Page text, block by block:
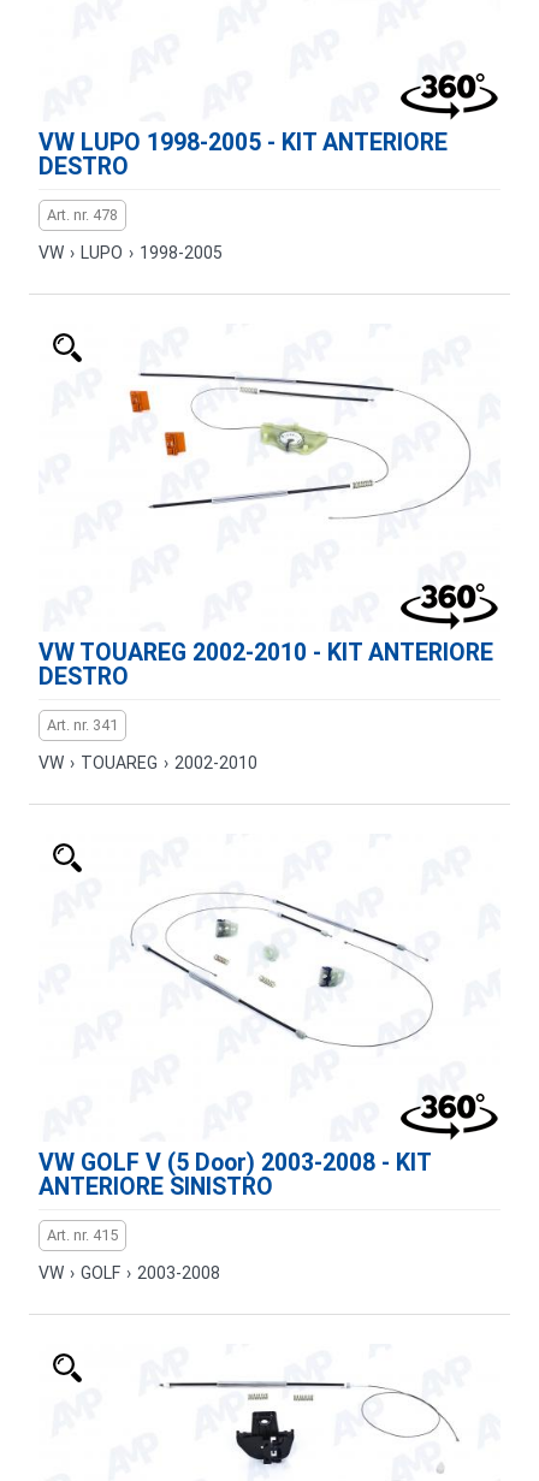
VW LUPO 1998-2005 - KIT ANTERIORE
DESTRO
Art. nr. 478
VW › LUPO › 1998-2005
VW TOUAREG 2002-2010 - KIT ANTERIORE
DESTRO
Art. nr. 341
VW › TOUAREG › 2002-2010
VW GOLF V (5 Door) 2003-2008 - KIT
ANTERIORE SINISTRO
Art. nr. 415
VW › GOLF › 2003-2008